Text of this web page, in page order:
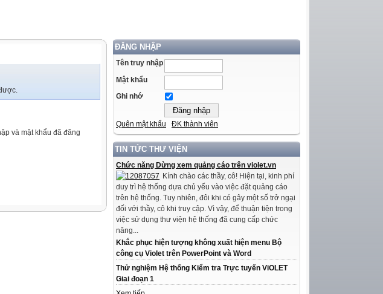
ĐĂNG NHẬP
Tên truy nhập
Mật khẩu
Ghi nhớ
Quên mật khẩu ĐK thành viên
TIN TỨC THƯ VIỆN
Chức năng Dừng xem quảng cáo trên violet.vn
Kính chào các thầy, cô! Hiện tại, kinh phí
duy trì hệ thống dựa chủ yếu vào việc đặt quảng cáo
trên hệ thống. Tuy nhiên, đôi khi có gây một số trở ngại
đối với thầy, cô khi truy cập. Vì vậy, để thuận tiện trong
việc sử dụng thư viện hệ thống đã cung cấp chức
năng...
Khắc phục hiện tượng không xuất hiện menu Bộ
công cụ Violet trên PowerPoint và Word
Thử nghiệm Hệ thống Kiểm tra Trực tuyến ViOLET
Giai đoạn 1
và mật khẩu đã đăng